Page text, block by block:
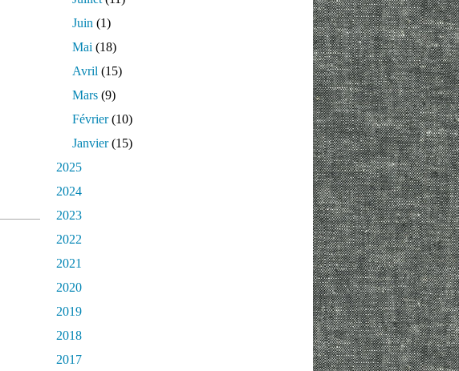
Juin (1)
Mai (18)
Avril (15)
Mars (9)
Février(10)
Janvier(15)
2025
2024
2023
2022
2021
2020
2019
2018
2017